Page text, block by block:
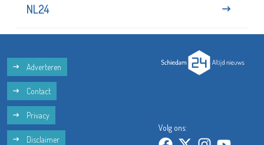
NL24
Adverteren
Contact
Privacy
Disclaimer
Volg ons: